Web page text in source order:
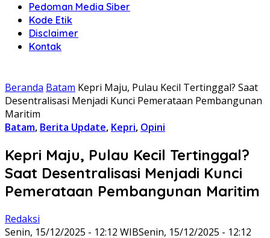
Pedoman Media Siber
Kode Etik
Disclaimer
Kontak
Beranda Batam Kepri Maju, Pulau Kecil Tertinggal? Saat
Desentralisasi Menjadi Kunci Pemerataan Pembangunan
Maritim
Batam, Berita Update, Kepri, Opini
Kepri Maju, Pulau Kecil Tertinggal?
Saat Desentralisasi Menjadi Kunci
Pemerataan Pembangunan Maritim
Redaksi
Senin, 15/12/2025 - 12:12 WIBSenin, 15/12/2025 - 12:12